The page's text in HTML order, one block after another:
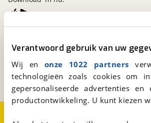
Verantwoord gebruik van uw
Wij en onze 1022 partners
technologieën zoals cookies om
gepersonaliseerde advertenties
productontwikkeling. U kunt kiezen
Kosterijland15
Bunnik
Een initiatief van
BOVAG